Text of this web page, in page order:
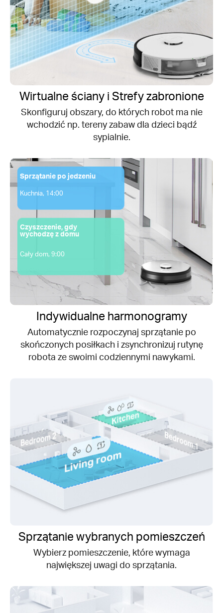
Wirtualne ściany i Strefy zabronione
Skonfiguruj obszary, do których robot ma nie
wchodzić np. tereny zabaw dla dzieci bądź
sypialnie.
Sprzątanie po jedzeniu
Kuchnia, 14:00
Czyszczenie, gdy
wychodzę z domu
Cały dom, 9:00
Indywidualne harmonogramy
Automatycznie rozpoczynaj sprzątanie po
skończonych posiłkach i zsynchronizuj rutynę
robota ze swoimi codziennymi nawykami.
Sprzątanie wybranych pomieszczeń
Wybierz pomieszczenie, które wymaga
największej uwagi do sprzątania.